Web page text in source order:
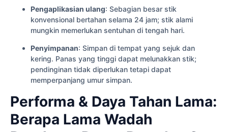
Pengaplikasian ulang: Sebagian besar stik
konvensional bertahan selama 24 jam; stik alami
mungkin memerlukan sentuhan di tengah hari.
Penyimpanan: Simpan di tempat yang sejuk dan
kering. Panas yang tinggi dapat melunakkan stik;
pendinginan tidak diperlukan tetapi dapat
memperpanjang umur simpan.
Performa & Daya Tahan Lama:
Berapa Lama Wadah